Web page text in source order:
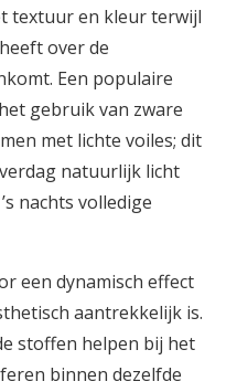
textuur en kleur terwijl
over de
Een populaire
gebruik van zware
met lichte voiles; dit
natuurlijk licht
nachts volledige
een dynamisch effect
aantrekkelijk is.
stoffen helpen bij het
binnen dezelfde